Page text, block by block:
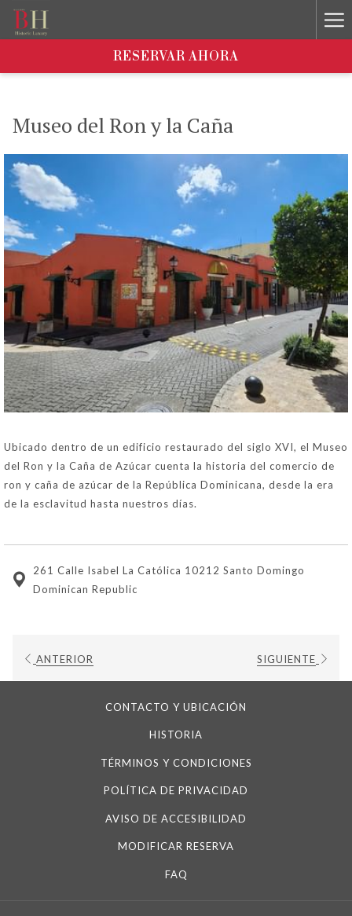
RESERVAR AHORA
Museo del Ron y la Caña
Ubicado dentro de un edificio restaurado del siglo XVI, el Museo
del Ron y la Caña de Azúcar cuenta la historia del comercio de
ron y caña de azúcar de la República Dominicana, desde la era
de la esclavitud hasta nuestros días.
261 Calle Isabel La Católica 10212 Santo Domingo
Dominican Republic
ANTERIOR SIGUIENTE
CONTACTO Y UBICACIÓN
HISTORIA
TÉRMINOS Y CONDICIONES
POLÍTICA DE PRIVACIDAD
AVISO DE ACCESIBILIDAD
MODIFICAR RESERVA
FAQ